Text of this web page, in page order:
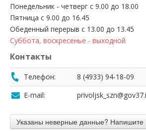
Понедельник - четверг с 9.00 до 18.00
Пятница с 9.00 до 16.45
Обеденный перерыв с 13.00 до 13.45
Суббота, воскресенье - выходной
Контакты
Телефон:
8 (4933) 94-18-09
E-mail: